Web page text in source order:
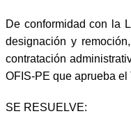
De conformidad con la
designación y
contratación
OFIS-PE que aprueba
SE RESUELVE: